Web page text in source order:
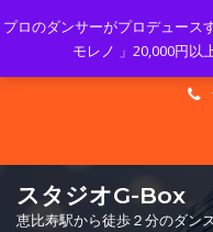
スタジオG-Box
恵比寿駅から徒歩２分のダン
プロのダンサーがプロデュース
モレノ 」20,000円以